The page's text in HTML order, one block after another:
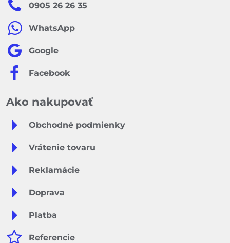
0905 26 26 35
WhatsApp
Google
Facebook
Ako nakupovať
Obchodné podmienky
Vrátenie tovaru
Reklamácie
Doprava
Platba
Referencie